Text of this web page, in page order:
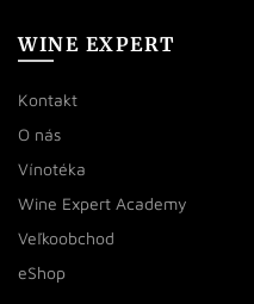
WINE EXPERT
Kontakt
O nás
Vínotéka
Wine Expert Academy
Veľkoobchod
eShop